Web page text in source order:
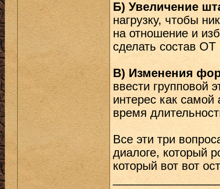
Б) Увеличение
нагрузку, чтобы
на отношение и
сделать состав
В) Изменения
ввести групповой
интерес как самой
время
Все эти три
диалоге, который
который вот вот